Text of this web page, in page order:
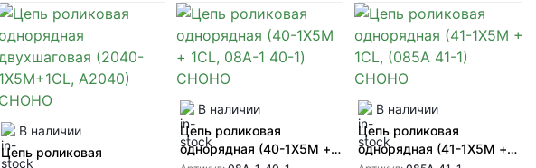
В наличии
Цепь роликовая
В наличии
Цепь роликовая
однорядная (40-1X5M +
В наличии
Цепь роликовая
однорядная (41-1X5M +